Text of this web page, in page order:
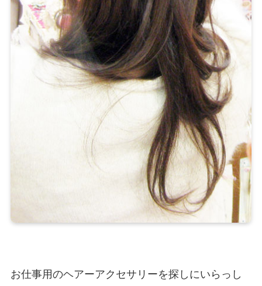
お仕事用のヘアーアクセサリーを探しにいらっし